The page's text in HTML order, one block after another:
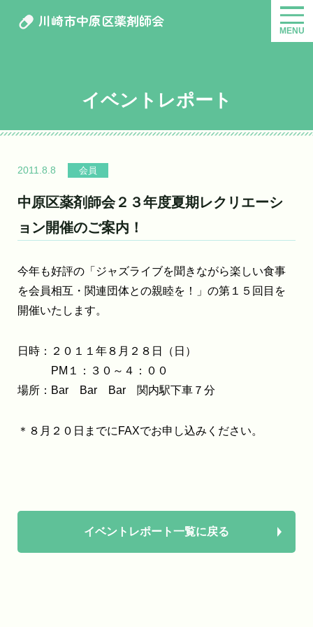
川崎市中原区薬剤師会
MENU
イベントレポート
2011.8.8 会員
中原区薬剤師会２３年度夏期レクリエーシ
ョン開催のご案内！
今年も好評の「ジャズライブを聞きながら楽しい食事
を会員相互・関連団体との親睦を！」の第１５回目を
開催いたします。
日時：２０１１年８月２８日（日）
PM１：３０～４：００
場所：Bar Bar Bar 関内駅下車７分
＊８月２０日までにFAXでお申し込みください。
イベントレポート一覧に戻る